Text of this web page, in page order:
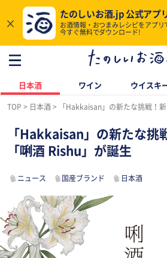
×
たのしいお酒.jp 公式アプ
お酒情報・おつまみレシピをアプリ
今すぐ無料でダウンロード!
日本酒 ワイン ウイスキ
TOP 日本酒 「Hakkaisan」の新たな挑戦！新
「Hakkaisan」の新たな挑
「唎酒 Rishu」が誕生
ニュース 国産ブランド 日本酒